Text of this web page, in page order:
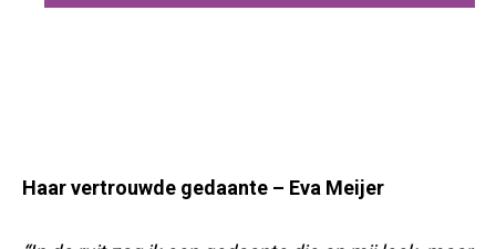
Haar vertrouwde gedaante – Eva Meijer